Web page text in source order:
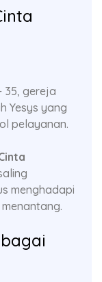
35, gereja
Yesys yang
pelayanan.
menghadapi